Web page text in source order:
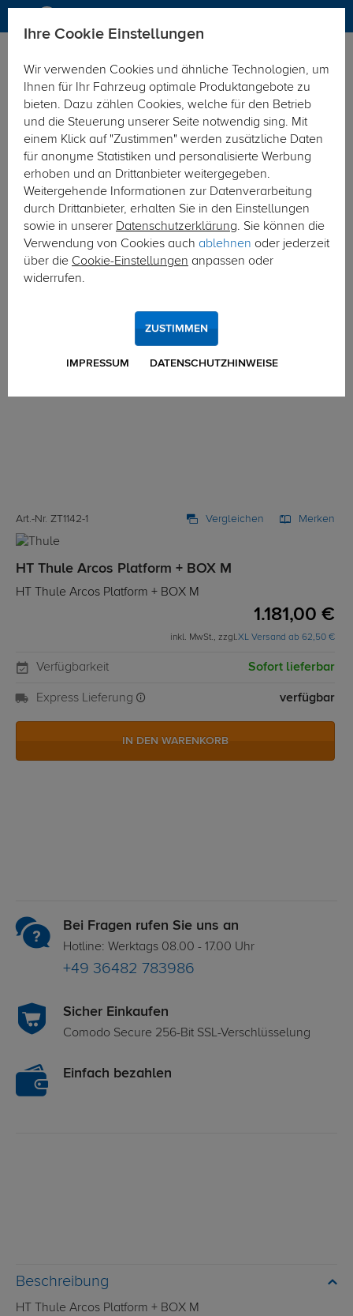
vorheriger Artikel nächster Artikel
Art.-Nr. ZT1142-1 Vergleichen Merken
HT Thule Arcos Platform + BOX M
HT Thule Arcos Platform + BOX M
1.181,00 €
inkl. MwSt., zzgl.XL Versand ab 62,50 €
Verfügbarkeit Sofort lieferbar
Express Lieferung verfügbar
IN DEN WARENKORB
Bei Fragen rufen Sie uns an
Hotline: Werktags 08.00 - 17.00 Uhr
+49 36482 783986
Sicher Einkaufen
Comodo Secure 256-Bit SSL-Verschlüsselung
Einfach bezahlen
Beschreibung
HT Thule Arcos Platform + BOX M
Ihre Cookie Einstellungen
Wir verwenden Cookies und ähnliche Technologien, um
Ihnen für Ihr Fahrzeug optimale Produktangebote zu
bieten. Dazu zählen Cookies, welche für den Betrieb
und die Steuerung unserer Seite notwendig sing. Mit
einem Klick auf "Zustimmen" werden zusätzliche Daten
für anonyme Statistiken und personalisierte Werbung
erhoben und an Drittanbieter weitergegeben.
Weitergehende Informationen zur Datenverarbeitung
durch Drittanbieter, erhalten Sie in den Einstellungen
sowie in unserer Datenschutzerklärung. Sie können die
Verwendung von Cookies auch ablehnen oder jederzeit
über die Cookie-Einstellungen anpassen oder
widerrufen.
IMPRESSUM DATENSCHUTZHINWEISE
ZUSTIMMEN